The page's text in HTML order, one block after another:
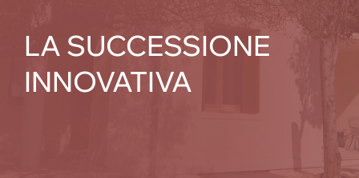
LA SUCCESSIONE
INNOVATIVA